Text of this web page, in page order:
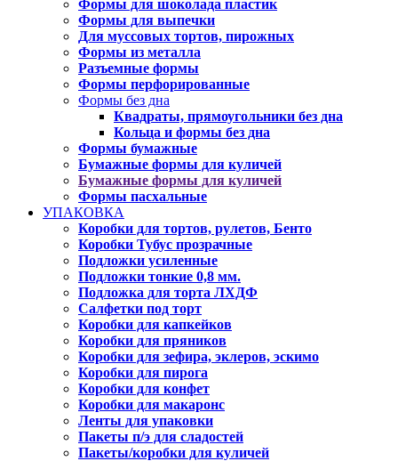
Формы для шоколада пластик
Формы для выпечки
Для муссовых тортов, пирожных
Формы из металла
Разъемные формы
Формы перфорированные
Формы без дна
Квадраты, прямоугольники без дна
Кольца и формы без дна
Формы бумажные
Бумажные формы для куличей
Бумажные формы для куличей
Формы пасхальные
УПАКОВКА
Коробки для тортов, рулетов, Бенто
Коробки Тубус прозрачные
Подложки усиленные
Подложки тонкие 0,8 мм.
Подложка для торта ЛХДФ
Салфетки под торт
Коробки для капкейков
Коробки для пряников
Коробки для зефира, эклеров, эскимо
Коробки для пирога
Коробки для конфет
Коробки для макаронс
Ленты для упаковки
Пакеты п/э для сладостей
Пакеты/коробки для куличей